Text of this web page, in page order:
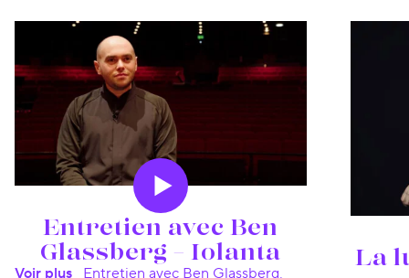
Le Magazine
Entretien avec Ben
Glassberg – Iolanta
Voir plus
La